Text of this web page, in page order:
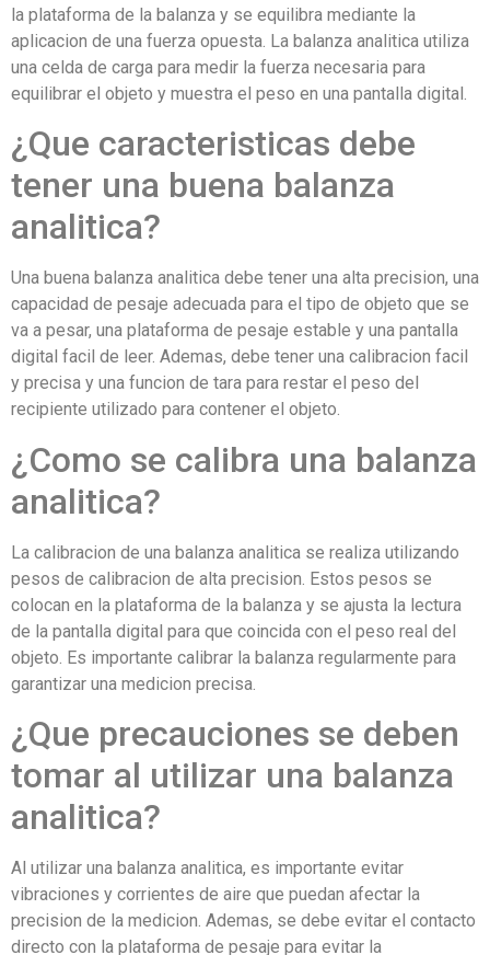
la plataforma de la balanza y se equilibra mediante la
aplicacion de una fuerza opuesta. La balanza analitica utiliza
una celda de carga para medir la fuerza necesaria para
equilibrar el objeto y muestra el peso en una pantalla digital.
¿Que caracteristicas debe
tener una buena balanza
analitica?
Una buena balanza analitica debe tener una alta precision, una
capacidad de pesaje adecuada para el tipo de objeto que se
va a pesar, una plataforma de pesaje estable y una pantalla
digital facil de leer. Ademas, debe tener una calibracion facil
y precisa y una funcion de tara para restar el peso del
recipiente utilizado para contener el objeto.
¿Como se calibra una balanza
analitica?
La calibracion de una balanza analitica se realiza utilizando
pesos de calibracion de alta precision. Estos pesos se
colocan en la plataforma de la balanza y se ajusta la lectura
de la pantalla digital para que coincida con el peso real del
objeto. Es importante calibrar la balanza regularmente para
garantizar una medicion precisa.
¿Que precauciones se deben
tomar al utilizar una balanza
analitica?
Al utilizar una balanza analitica, es importante evitar
vibraciones y corrientes de aire que puedan afectar la
precision de la medicion. Ademas, se debe evitar el contacto
directo con la plataforma de pesaje para evitar la